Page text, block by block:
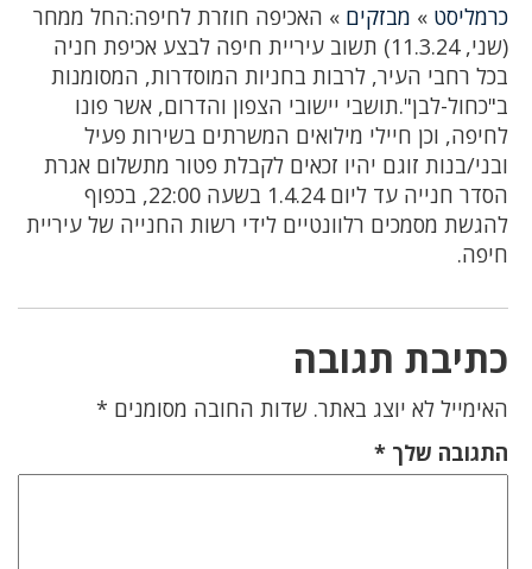
כרמליסט » מבזקים » האכיפה חוזרת לחיפה:החל ממחר
(שני, 11.3.24) תשוב עיריית חיפה לבצע אכיפת חניה
בכל רחבי העיר, לרבות בחניות המוסדרות, המסומנות
ב"כחול-לבן".תושבי יישובי הצפון והדרום, אשר פונו
לחיפה, וכן חיילי מילואים המשרתים בשירות פעיל
ובני/בנות זוגם יהיו זכאים לקבלת פטור מתשלום אגרת
הסדר חנייה עד ליום 1.4.24 בשעה 22:00, בכפוף
להגשת מסמכים רלוונטיים לידי רשות החנייה של עיריית
חיפה.
כתיבת תגובה
האימייל לא יוצג באתר. שדות החובה מסומנים *
התגובה שלך *